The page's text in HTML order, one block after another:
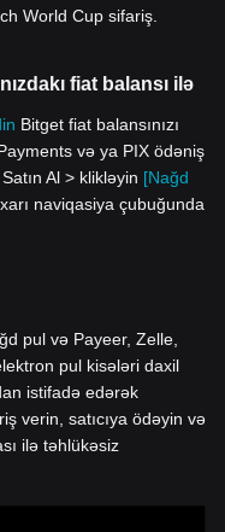
World Cup sifariş.
fiat balansı ilə
Bitget fiat balansınızı
və ya PIX ödəniş
Al > klikləyin [Nağd
naviqasiya çubuğunda
pul və Payeer, Zelle,
pul kisələri daxil
istifadə edərək
verin, satıcıya ödəyin və
ilə təhlükəsiz